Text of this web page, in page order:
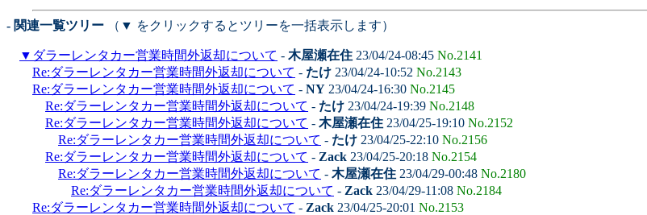
- 関連一覧ツリー （▼ をクリックするとツリーを一括表示します）
▼ ダラーレンタカー営業時間外返却について - 木屋瀬在住 23/04/24-08:45 No.2141
Re:ダラーレンタカー営業時間外返却について - たけ 23/04/24-10:52 No.2143
Re:ダラーレンタカー営業時間外返却について - NY 23/04/24-16:30 No.2145
Re:ダラーレンタカー営業時間外返却について - たけ 23/04/24-19:39 No.2148
Re:ダラーレンタカー営業時間外返却について - 木屋瀬在住 23/04/25-19:10 No.2152
Re:ダラーレンタカー営業時間外返却について - たけ 23/04/25-22:10 No.2156
Re:ダラーレンタカー営業時間外返却について - Zack 23/04/25-20:18 No.2154
Re:ダラーレンタカー営業時間外返却について - 木屋瀬在住 23/04/29-00:48 No.2180
Re:ダラーレンタカー営業時間外返却について - Zack 23/04/29-11:08 No.2184
Re:ダラーレンタカー営業時間外返却について - Zack 23/04/25-20:01 No.2153